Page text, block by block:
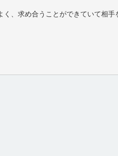
、求め合うことができていて相